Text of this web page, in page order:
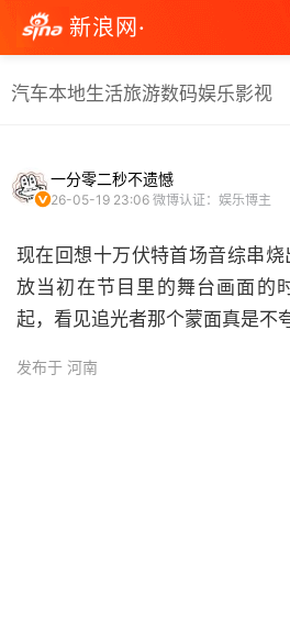
新浪网·
汽车本地生活旅游数码娱乐影视
一分零二秒不遗憾
26-05-19 23:06 微博认证：娱乐博主
现在回想十万伏特首场音综串
放当初在节目里的舞台画面的
起，看见追光者那个蒙面真是不
发布于 河南